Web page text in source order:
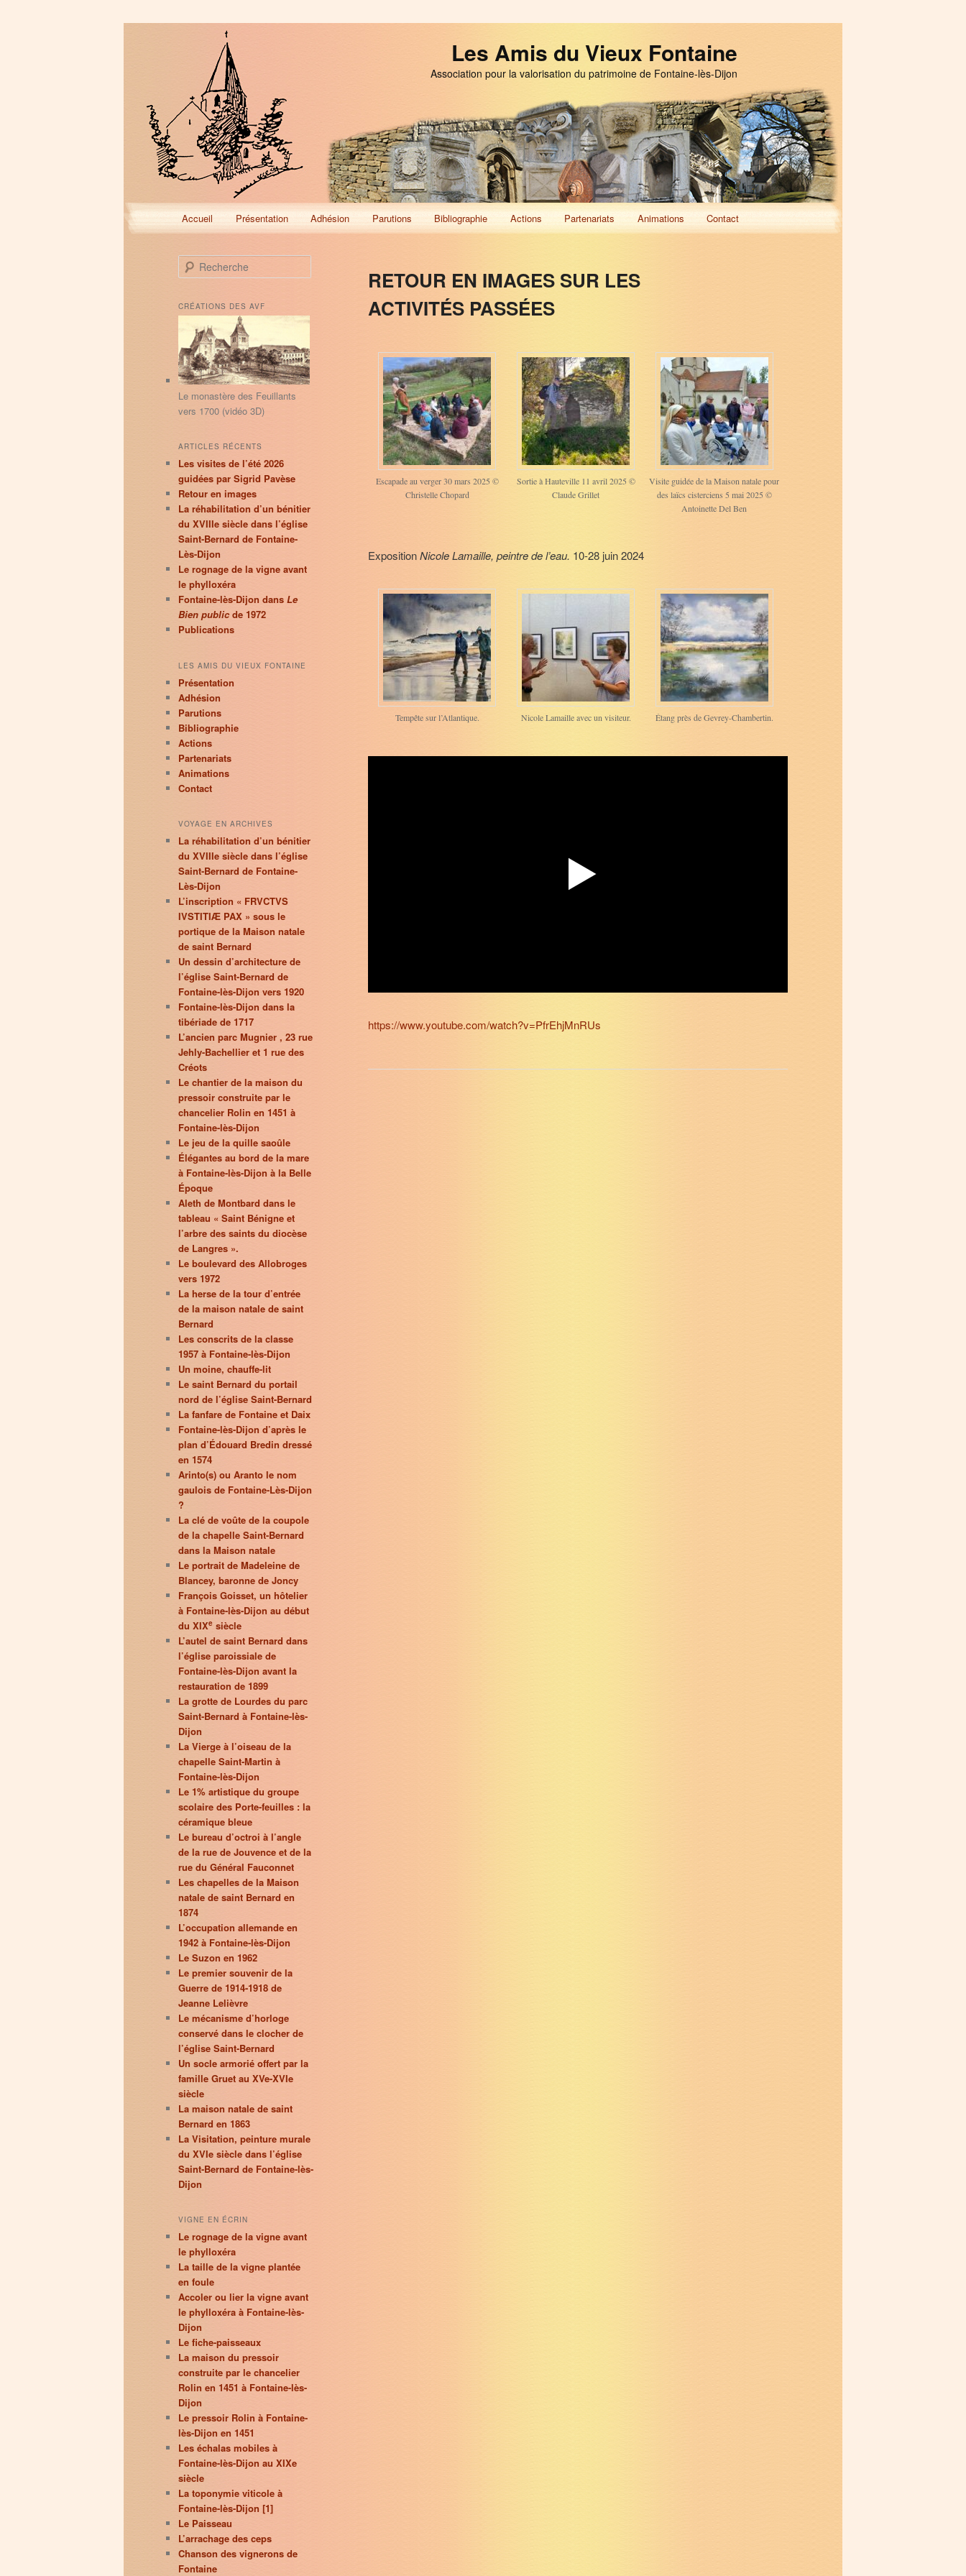
Les Amis du Vieux Fontaine
Association pour la valorisation du patrimoine de Fontaine-lès-Dijon
Menu
principal
Aller
au
principal
Aller
au
secondaire
Accueil Présentation Adhésion Parutions Bibliographie Actions Partenariats Animations Contact
RETOUR EN IMAGES SUR LES
ACTIVITÉS PASSÉES
Escapade au verger 30 mars 2025 ©
Christelle Chopard
Sortie à Hauteville 11 avril 2025 ©
Claude Grillet
Visite guidée de la Maison natale pour
des laïcs cisterciens 5 mai 2025 ©
Antoinette Del Ben
ExpositionNicole Lamaille, peintre de l’eau. 10-28 juin 2024
Tempête sur l’Atlantique. Nicole Lamaille avec un visiteur. Étang près de Gevrey-Chambertin.
https://www.youtube.com/watch?v=PfrEhjMnRUs
e
h
e
h
e
CRÉATIONS DES AVF
Le monastère des Feuillants
vers 1700 (vidéo 3D)
ARTICLES RÉCENTS
Les visites de l’été 2026
guidées par Sigrid Pavèse
Retour en images
La réhabilitation d’un bénitier
du XVIIIe siècle dans l’église
Saint-Bernard de Fontaine-
Lès-Dijon
Le rognage de la vigne avant
le phylloxéra
Fontaine-lès-Dijon dans Le
Bien publicde 1972
Publications
LES AMIS DU VIEUX FONTAINE
Présentation
Adhésion
Parutions
Bibliographie
Actions
Partenariats
Animations
Contact
VOYAGE EN ARCHIVES
La réhabilitation d’un bénitier
du XVIIIe siècle dans l’église
Saint-Bernard de Fontaine-
Lès-Dijon
L’inscription « FRVCTVS
IVSTITIÆ PAX » sous le
portique de la Maison natale
de saint Bernard
Un dessin d’architecture de
l’église Saint-Bernard de
Fontaine-lès-Dijon vers 1920
Fontaine-lès-Dijon dans la
tibériade de 1717
L’ancien parc Mugnier , 23 rue
Jehly-Bachellier et 1 rue des
Créots
Le chantier de la maison du
pressoir construite par le
chancelier Rolin en 1451 à
Fontaine-lès-Dijon
Le jeu de la quille saoûle
Élégantes au bord de la mare
à Fontaine-lès-Dijon à la Belle
Époque
Aleth de Montbard dans le
tableau « Saint Bénigne et
l’arbre des saints du diocèse
de Langres ».
Le boulevard des Allobroges
vers 1972
La herse de la tour d’entrée
de la maison natale de saint
Bernard
Les conscrits de la classe
1957 à Fontaine-lès-Dijon
Un moine, chauffe-lit
Le saint Bernard du portail
nord de l’église Saint-Bernard
La fanfare de Fontaine et Daix
Fontaine-lès-Dijon d’après le
plan d’Édouard Bredin dressé
en 1574
Arinto(s) ou Aranto le nom
gaulois de Fontaine-Lès-Dijon
?
La clé de voûte de la coupole
de la chapelle Saint-Bernard
dans la Maison natale
Le portrait de Madeleine de
Blancey, baronne de Joncy
François Goisset, un hôtelier
à Fontaine-lès-Dijon au début
du XIXe siècle
L’autel de saint Bernard dans
l’église paroissiale de
Fontaine-lès-Dijon avant la
restauration de 1899
La grotte de Lourdes du parc
Saint-Bernard à Fontaine-lès-
Dijon
La Vierge à l’oiseau de la
chapelle Saint-Martin à
Fontaine-lès-Dijon
Le 1% artistique du groupe
scolaire des Porte-feuilles : la
céramique bleue
Le bureau d’octroi à l’angle
de la rue de Jouvence et de la
rue du Général Fauconnet
Les chapelles de la Maison
natale de saint Bernard en
1874
L’occupation allemande en
1942 à Fontaine-lès-Dijon
Le Suzon en 1962
Le premier souvenir de la
Guerre de 1914-1918 de
Jeanne Lelièvre
Le mécanisme d’horloge
conservé dans le clocher de
l’église Saint-Bernard
Un socle armorié offert par la
famille Gruet au XVe-XVIe
siècle
La maison natale de saint
Bernard en 1863
La Visitation, peinture murale
du XVIe siècle dans l’église
Saint-Bernard de Fontaine-lès-
Dijon
VIGNE EN ÉCRIN
Le rognage de la vigne avant
le phylloxéra
La taille de la vigne plantée
en foule
Accoler ou lier la vigne avant
le phylloxéra à Fontaine-lès-
Dijon
Le fiche-paisseaux
La maison du pressoir
construite par le chancelier
Rolin en 1451 à Fontaine-lès-
Dijon
Le pressoir Rolin à Fontaine-
lès-Dijon en 1451
Les échalas mobiles à
Fontaine-lès-Dijon au XIXe
siècle
La toponymie viticole à
Fontaine-lès-Dijon [1]
Le Paisseau
L’arrachage des ceps
Chanson des vignerons de
Fontaine